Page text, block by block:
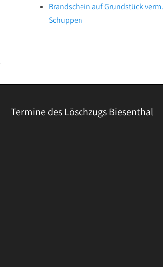
Brandschein auf Grundstück verm.
Schuppen
Termine des Löschzugs Biesenthal